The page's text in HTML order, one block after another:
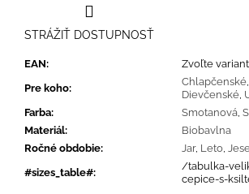
EAN:
Zvoľte variant
Pre koho:
Chlapčenské
Dievčenské
Farba: Smotanová
Materiál:
Biobavlna
Ročné obdobie: Jar, Leto
#sizes_table#:
/tabulka-
cepice-s-
STRÁŽIŤ DOSTUPNOSŤ